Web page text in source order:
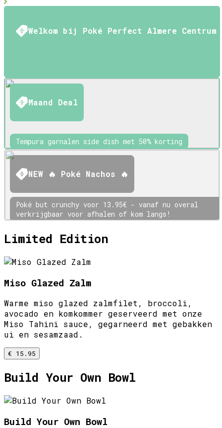
Welkom bij Poké Perfect Almere Centrum
Maand Deal
Tempura garnalen side dish met 50% korting
NEW 🔥 Poké Nachos 🔥
Poké but crunchy voor 13.95€ - vanaf nu overal
verkrijgbaar voor afhalen of kom langs!
Limited Edition
Miso Glazed Zalm
Warme miso glazed zalmfilet, broccoli,
avocado en komkommer geserveerd met onze
Miso Tahini sauce, gegarneerd met gebakken
ui en sesamzaad.
€ 15.95
Build Your Own Bowl
Build Your Own Bowl